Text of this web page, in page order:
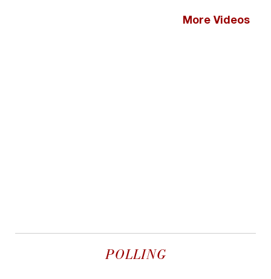
More Videos
POLLING